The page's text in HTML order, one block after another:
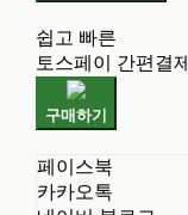
쉽고 빠른
토스페이 간편결제
구매하기
페이스북
카카오톡